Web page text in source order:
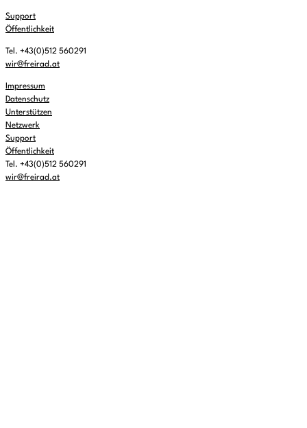
Support
Öffentlichkeit
Tel. +43(0)512 560291
wir@freirad.at
Impressum
Datenschutz
Unterstützen
Netzwerk
Support
Öffentlichkeit
Tel. +43(0)512 560291
wir@freirad.at